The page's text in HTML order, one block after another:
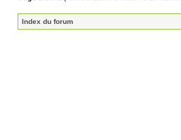
Index du forum